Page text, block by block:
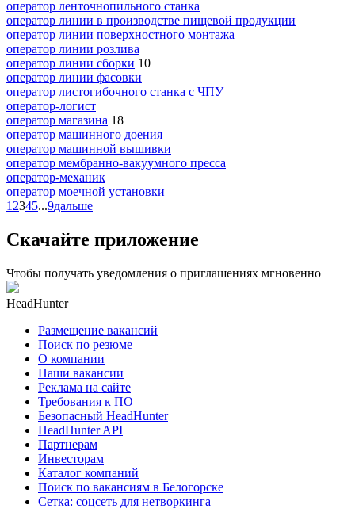
оператор ленточнопильного станка
оператор линии в производстве пищевой продукции
оператор линии поверхностного монтажа
оператор линии розлива
оператор линии сборки 10
оператор линии фасовки
оператор листогибочного станка с ЧПУ
оператор-логист
оператор магазина 18
оператор машинного доения
оператор машинной вышивки
оператор мембранно-вакуумного пресса
оператор-механик
оператор моечной установки
1 2345...9дальше
Скачайте приложение
Чтобы получать уведомления о приглашениях мгновенно
HeadHunter
Размещение вакансий
Поиск по резюме
О компании
Наши вакансии
Реклама на сайте
Требования к ПО
Безопасный HeadHunter
HeadHunter API
Партнерам
Инвесторам
Каталог компаний
Поиск по вакансиям в Белогорске
Сетка: соцсеть для нетворкинга